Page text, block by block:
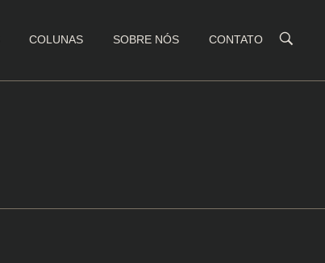
COLUNAS SOBRE NÓS CONTATO